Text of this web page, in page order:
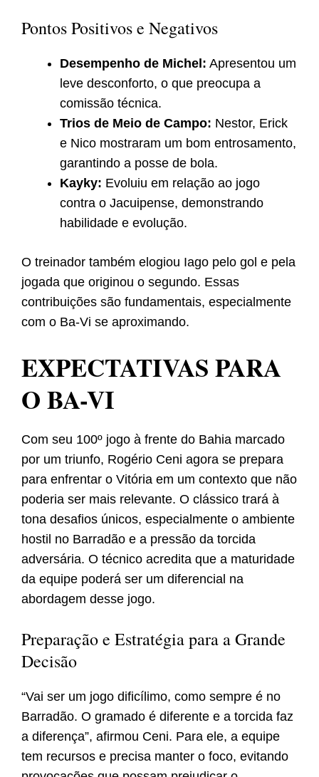
Pontos Positivos e Negativos
Desempenho de Michel: Apresentou um
leve desconforto, o que preocupa a
comissão técnica.
Trios de Meio de Campo: Nestor, Erick
e Nico mostraram um bom entrosamento,
garantindo a posse de bola.
Kayky: Evoluiu em relação ao jogo
contra o Jacuipense, demonstrando
habilidade e evolução.
O treinador também elogiou Iago pelo gol e pela
jogada que originou o segundo. Essas
contribuições são fundamentais, especialmente
com o Ba-Vi se aproximando.
EXPECTATIVAS PARA
O BA-VI
Com seu 100º jogo à frente do Bahia marcado
por um triunfo, Rogério Ceni agora se prepara
para enfrentar o Vitória em um contexto que não
poderia ser mais relevante. O clássico trará à
tona desafios únicos, especialmente o ambiente
hostil no Barradão e a pressão da torcida
adversária. O técnico acredita que a maturidade
da equipe poderá ser um diferencial na
abordagem desse jogo.
Preparação e Estratégia para a Grande
Decisão
“Vai ser um jogo dificílimo, como sempre é no
Barradão. O gramado é diferente e a torcida faz
a diferença”, afirmou Ceni. Para ele, a equipe
tem recursos e precisa manter o foco, evitando